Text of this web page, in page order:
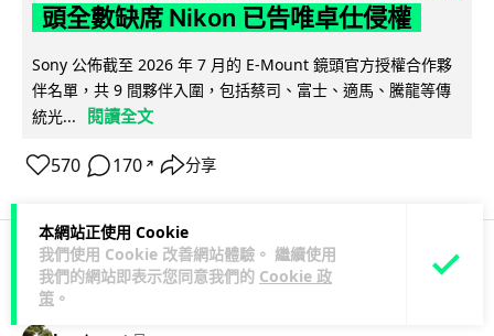
本網站正使用 Cookie
我們使用 Cookie 改善網站體驗。 繼續使用
我們的網站即表示您同意我們的 Cookie 政
策 。
頭全數缺席 Nikon 已告唯卓仕侵權
Sony 公佈截至 2026 年 7 月的 E-Mount 鏡頭官方授權合作夥
伴名單，共 9 間夥伴入圍，包括蔡司、富士、適馬、騰龍等傳
統光...
閱讀全文
570 170 ↗ 分享
科技娛樂 生活科技 健康